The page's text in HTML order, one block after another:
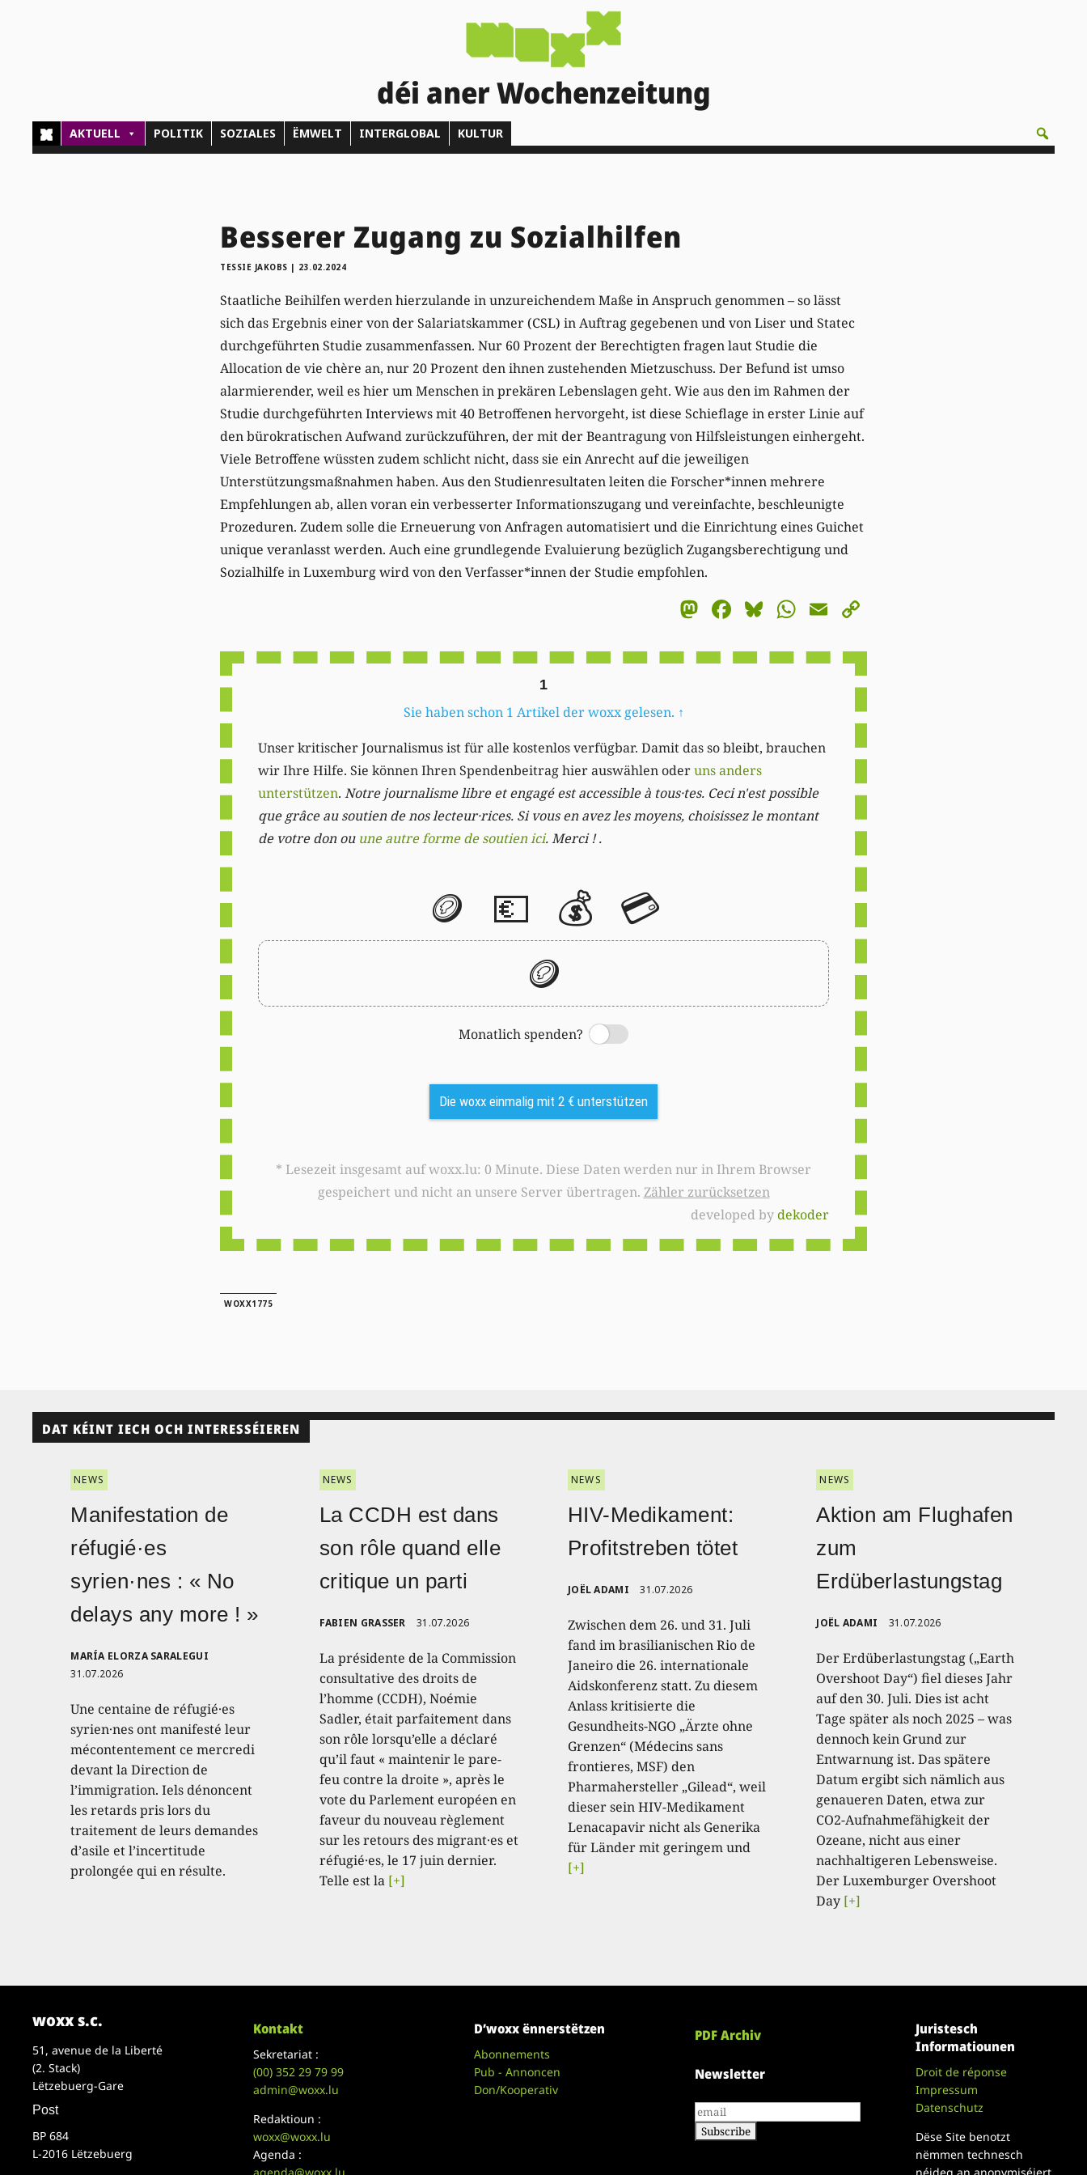
déi aner Wochenzeitung
AKTUELL POLITIK SOZIALES ËMWELT INTERGLOBAL KULTUR
Besserer Zugang zu Sozialhilfen
TESSIE JAKOBS | 23.02.2024
Staatliche Beihilfen werden hierzulande in unzureichendem Maße in Anspruch genommen – so lässt
sich das Ergebnis einer von der Salariatskammer (CSL) in Auftrag gegebenen und von Liser und Statec
durchgeführten Studie zusammenfassen. Nur 60 Prozent der Berechtigten fragen laut Studie die
Allocation de vie chère an, nur 20 Prozent den ihnen zustehenden Mietzuschuss. Der Befund ist umso
alarmierender, weil es hier um Menschen in prekären Lebenslagen geht. Wie aus den im Rahmen der
Studie durchgeführten Interviews mit 40 Betroffenen hervorgeht, ist diese Schieflage in erster Linie auf
den bürokratischen Aufwand zurückzuführen, der mit der Beantragung von Hilfsleistungen einhergeht.
Viele Betroffene wüssten zudem schlicht nicht, dass sie ein Anrecht auf die jeweiligen
Unterstützungsmaßnahmen haben. Aus den Studienresultaten leiten die Forscher*innen mehrere
Empfehlungen ab, allen voran ein verbesserter Informationszugang und vereinfachte, beschleunigte
Prozeduren. Zudem solle die Erneuerung von Anfragen automatisiert und die Einrichtung eines Guichet
unique veranlasst werden. Auch eine grundlegende Evaluierung bezüglich Zugangsberechtigung und
Sozialhilfe in Luxemburg wird von den Verfasser*innen der Studie empfohlen.
Mastodon
Facebook
Bluesky
WhatsApp
Email
1
Sie haben schon 1 Artikel der woxx gelesen. ↑
Unser kritischer Journalismus ist für alle kostenlos verfügbar. Damit das so bleibt, brauchen
wir Ihre Hilfe. Sie können Ihren Spendenbeitrag hier auswählen oderuns anders
unterstützen. Notre journalisme libre et engagé est accessible à tous·tes. Ceci n'est possible
que grâce au soutien de nos lecteur·rices. Si vous en avez les moyens, choisissez le montant
de votre don ou une autre forme de soutien ici. Merci ! .
🪙 💶 💰 💳
🪙
Monatlich spenden?
Switch
Die woxx einmalig mit 2 € unterstützen
* Lesezeit insgesamt auf woxx.lu: 0 Minute. Diese Daten werden nur in Ihrem Browser
gespeichert und nicht an unsere Server übertragen. Zähler zurücksetzen
developed bydekoder
WOXX1775
DAT KÉINT IECH OCH INTERESSÉIEREN
NEWS
Manifestation de
réfugié·es
syrien·nes : « No
delays any more ! »
MARÍA ELORZA SARALEGUI
31.07.2026
Une centaine de réfugié·es
syrien·nes ont manifesté leur
mécontentement ce mercredi
devant la Direction de
l’immigration. Iels dénoncent
les retards pris lors du
traitement de leurs demandes
d’asile et l’incertitude
prolongée qui en résulte.
NEWS
La CCDH est dans
son rôle quand elle
critique un parti
FABIEN GRASSER 31.07.2026
La présidente de la Commission
consultative des droits de
l’homme (CCDH), Noémie
Sadler, était parfaitement dans
son rôle lorsqu’elle a déclaré
qu’il faut « maintenir le pare-
feu contre la droite », après le
vote du Parlement européen en
faveur du nouveau règlement
sur les retours des migrant·es et
réfugié·es, le 17 juin dernier.
Telle est la [+]
NEWS
HIV-Medikament:
Profitstreben tötet
JOËL ADAMI 31.07.2026
Zwischen dem 26. und 31. Juli
fand im brasilianischen Rio de
Janeiro die 26. internationale
Aidskonferenz statt. Zu diesem
Anlass kritisierte die
Gesundheits-NGO „Ärzte ohne
Grenzen“ (Médecins sans
frontieres, MSF) den
Pharmahersteller „Gilead“, weil
dieser sein HIV-Medikament
Lenacapavir nicht als Generika
für Länder mit geringem und
[+]
NEWS
Aktion am Flughafen
zum
Erdüberlastungstag
JOËL ADAMI 31.07.2026
Der Erdüberlastungstag („Earth
Overshoot Day“) fiel dieses Jahr
auf den 30. Juli. Dies ist acht
Tage später als noch 2025 – was
dennoch kein Grund zur
Entwarnung ist. Das spätere
Datum ergibt sich nämlich aus
genaueren Daten, etwa zur
CO2-Aufnahmefähigkeit der
Ozeane, nicht aus einer
nachhaltigeren Lebensweise.
Der Luxemburger Overshoot
Day [+]
woxx s.c.
51, avenue de la Liberté
(2. Stack)
Lëtzebuerg-Gare
Post
BP 684
L-2016 Lëtzebuerg
Kontakt
Sekretariat :
(00)352 29 79 99
admin@woxx.lu
Redaktioun :
woxx@woxx.lu
Agenda :
D’woxx ënnerstëtzen
Abonnements
Pub - Annoncen
Don/Kooperativ
PDF Archiv
Newsletter
Juristesch
Informatiounen
Droit de réponse
Impressum
Datenschutz
Dëse Site benotzt
nëmmen technesch